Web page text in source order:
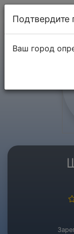
Подтвердите
Ваш город